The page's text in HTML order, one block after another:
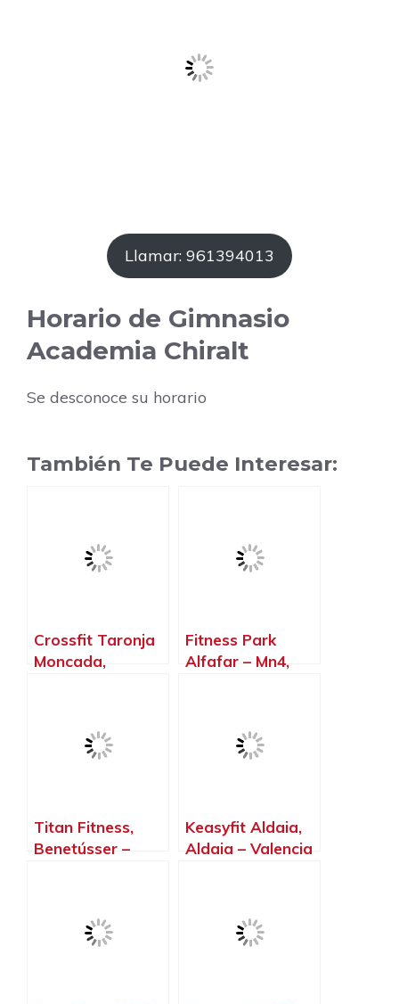
Llamar: 961394013
Horario de Gimnasio
Academia Chiralt
Se desconoce su horario
También Te Puede Interesar:
Crossfit Taronja
Moncada,
Fitness Park
Alfafar – Mn4,
Titan Fitness,
Benetússer –
Keasyfit Aldaia,
Aldaia – Valencia